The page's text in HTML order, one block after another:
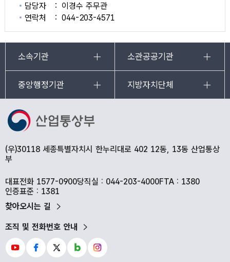
담당자
이경수 주무관
연락처
044-203-4571
소속기관 소관공공기관
중앙행정기관 지방자치단체
(우)30118 세종특별자치시 한누리대로 402 12동, 13동 산업통상
부
대표전화 1577-0900당직실 : 044-203-4000FTA : 1380
인증표준 : 1381
찾아오시는 길
조직 및 전화번호 안내